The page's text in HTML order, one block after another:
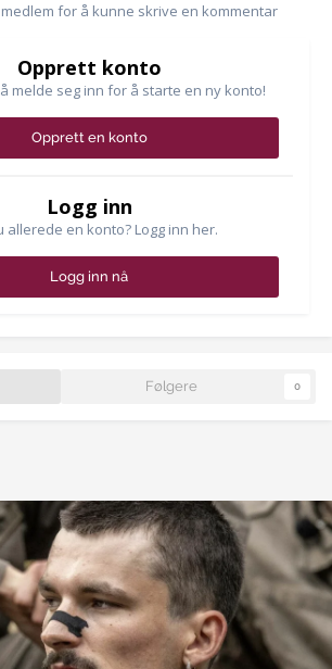
for å kunne skrive en kommentar
Opprett konto
melde seg inn for å starte en ny konto!
Opprett en konto
Logg inn
allerede en konto? Logg inn her.
Logg inn nå
Følgere 0